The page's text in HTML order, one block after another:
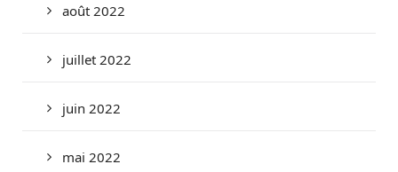
août 2022
juillet 2022
juin 2022
mai 2022